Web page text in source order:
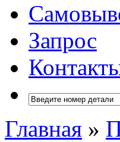
Запрос
Главная »